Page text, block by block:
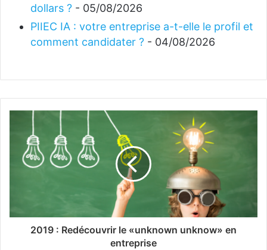
dollars ? - 05/08/2026
PIIEC IA : votre entreprise a-t-elle le profil et
comment candidater ? - 04/08/2026
2019 : Redécouvrir le «unknown unknow» en
entreprise